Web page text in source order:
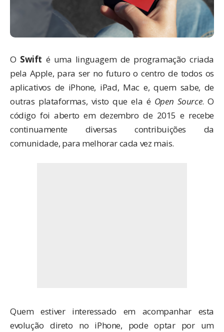
O Swift é uma linguagem de programação criada
pela Apple, para ser no futuro o centro de todos os
aplicativos de iPhone, iPad, Mac e, quem sabe, de
outras plataformas, visto que ela é Open Source. O
código foi aberto em dezembro de 2015 e recebe
continuamente diversas contribuições da
comunidade, para melhorar cada vez mais.
Quem estiver interessado em acompanhar esta
evolução direto no iPhone, pode optar por um